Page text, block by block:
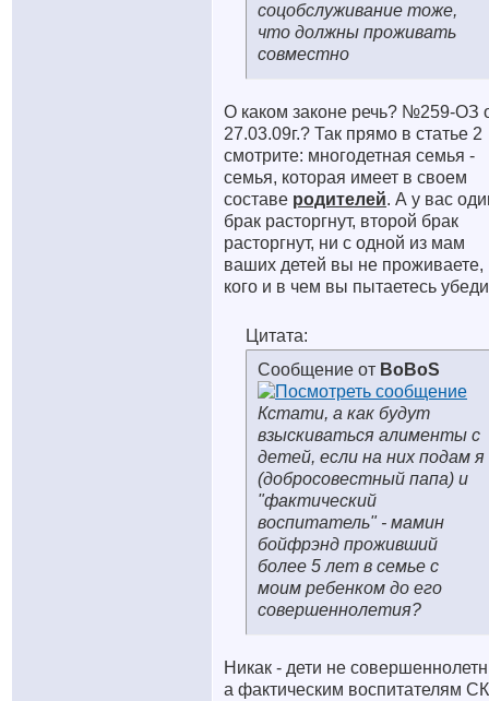
соцобслуживание тоже,
что должны проживать
совместно
О каком законе речь? №259-ОЗ
27.03.09г.? Так прямо в статье 2
смотрите: многодетная семья -
семья, которая имеет в своем
составе родителей. А у вас
брак расторгнут, второй брак
расторгнут, ни с одной из мам
ваших детей вы не проживаете,
кого и в чем вы пытаетесь
Цитата:
Сообщение от BoBoS
Кстати, а как будут
взыскиваться алименты с
детей, если на них подам я
(добросовестный папа) и
"фактический
воспитатель" - мамин
бойфрэнд проживший
более 5 лет в семье с
моим ребенком до его
совершеннолетия?
Никак - дети не
а фактическим воспитателям